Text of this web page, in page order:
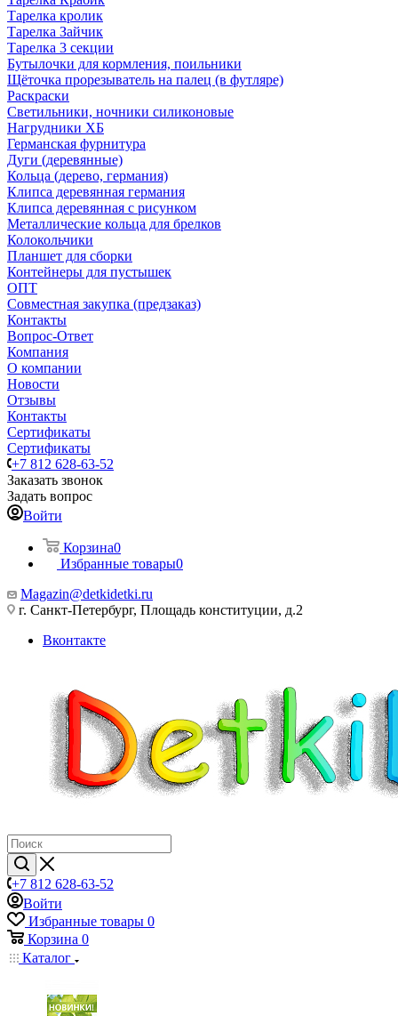
Тарелка кролик
Тарелка Зайчик
Тарелка 3 секции
Бутылочки для кормления, поильники
Щёточка прорезыватель на палец (в футляре)
Раскраски
Светильники, ночники силиконовые
Нагрудники ХБ
Германская фурнитура
Дуги (деревянные)
Кольца (дерево, германия)
Клипса деревянная германия
Клипса деревянная с рисунком
Металлические кольца для брелков
Колокольчики
Планшет для сборки
Контейнеры для пустышек
ОПТ
Совместная закупка (предзаказ)
Контакты
Вопрос-Ответ
Компания
О компании
Новости
Отзывы
Контакты
Сертификаты
Сертификаты
+7 812 628-63-52
Заказать звонок
Задать вопрос
Войти
Корзина0
Избранные товары0
Magazin@detkidetki.ru
г. Санкт-Петербург, Площадь конституции, д.2
Вконтакте
+7 812 628-63-52
Войти
Избранные товары 0
Корзина 0
Каталог